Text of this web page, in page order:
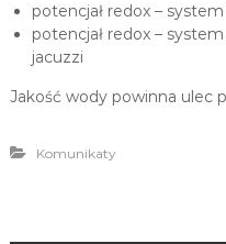
potencjał redox –
potencjał redox –
jacuzzi
Jakość wody powinna ulec
Komunikaty